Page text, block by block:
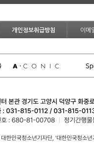
개인정보취급방침 이메